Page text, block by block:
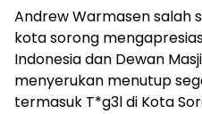
Andrew Warmasen salah
kota sorong
Indonesia dan Dewan
menyerukan menutup
termasuk T*g3l di Kota